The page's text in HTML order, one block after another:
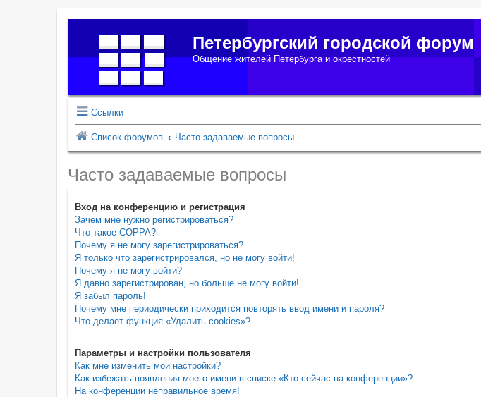
Петербургский городской форум
Общение жителей Петербурга и окрестностей
Ссылки
Список форумов Часто задаваемые вопросы
Часто задаваемые вопросы
Вход на конференцию и регистрация
Зачем мне нужно регистрироваться?
Что такое COPPA?
Почему я не могу зарегистрироваться?
Я только что зарегистрировался, но не могу войти!
Почему я не могу войти?
Я давно зарегистрирован, но больше не могу войти!
Я забыл пароль!
Почему мне периодически приходится повторять ввод имени и пароля?
Что делает функция «Удалить cookies»?
Параметры и настройки пользователя
Как мне изменить мои настройки?
Как избежать появления моего имени в списке «Кто сейчас на конференции»?
На конференции неправильное время!